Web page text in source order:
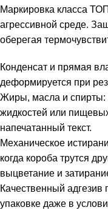
Маркировка класса
агрессивной среде.
оберегая
Конденсат и прямая
деформируется при
Жиры, масла и спирты:
жидкостей или
напечатанный текст.
Механическое
когда короба трутся
выцветание и
Качественный
упаковке даже в